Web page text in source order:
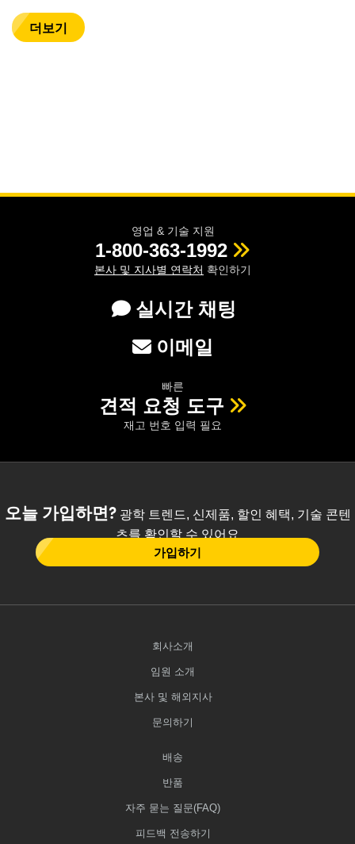
더보기
영업 & 기술 지원
1-800-363-1992
본사 및 지사별 연락처 확인하기
실시간 채팅
이메일
빠른
견적 요청 도구
재고 번호 입력 필요
오늘 가입하면?광학 트렌드, 신제품, 할인 혜택, 기술 콘텐
츠를 확인할 수 있어요
가입하기
회사소개
임원 소개
본사 및 해외지사
문의하기
배송
반품
자주 묻는 질문(FAQ)
피드백 전송하기